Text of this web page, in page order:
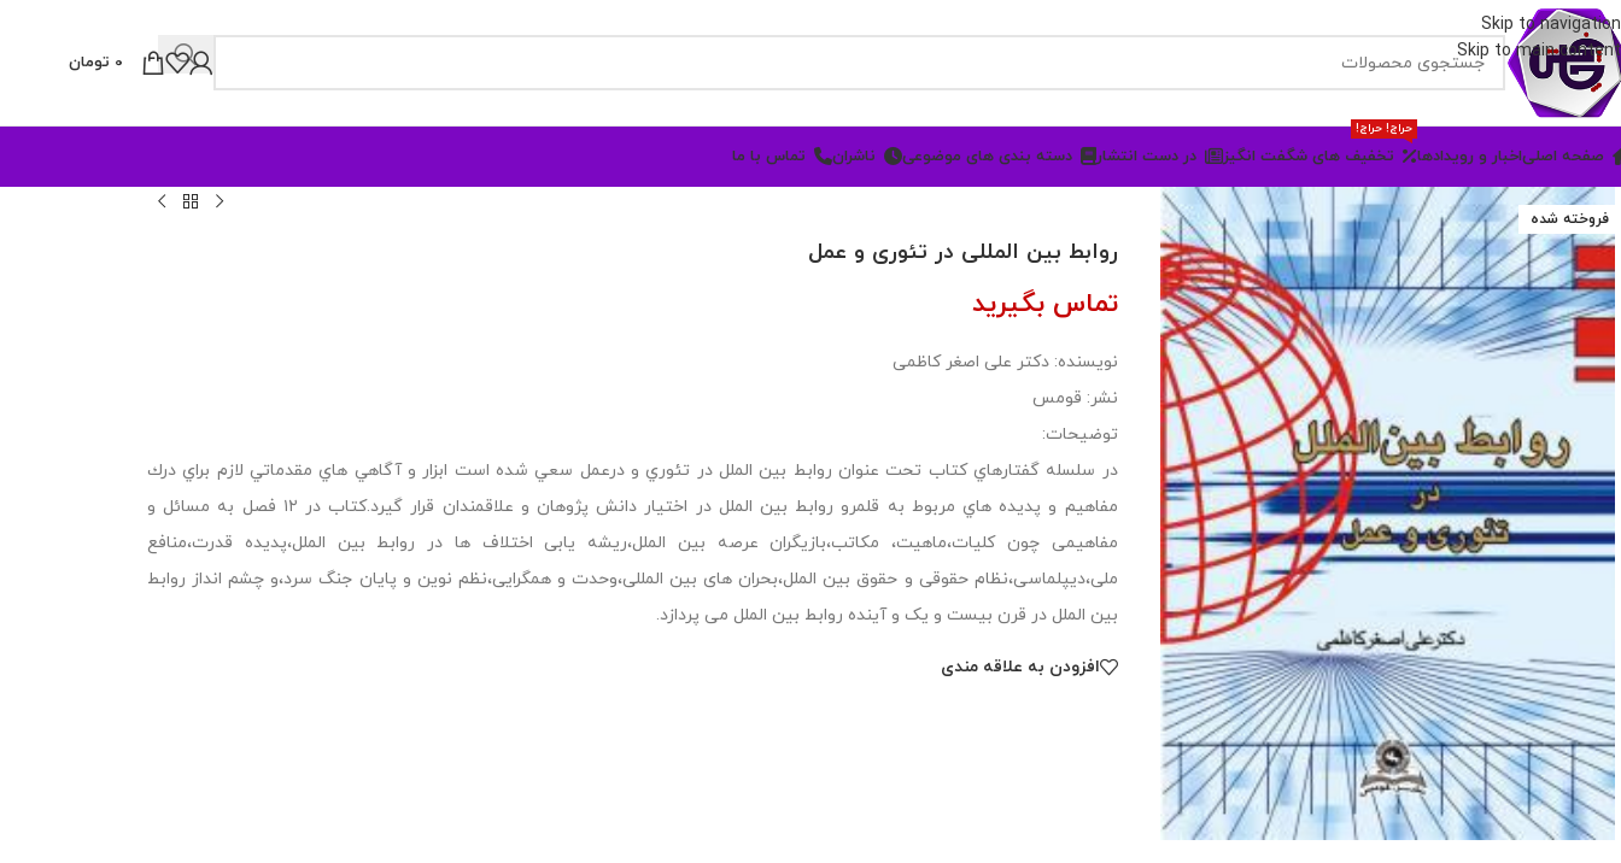
Skip to navigation
Skip to main content
0 تومان
صفحه اصلیاخبار و رویدادها تخفیف های شگفت انگیز
حراج! حراج!
در دست انتشار دسته بندی های موضوعی ناشران تماس با ما
فروخته شده
روابط بین المللی در تئوری و عمل
تماس بگیرید
نویسنده: دکتر علی اصغر کاظمی
نشر: قومس
توضیحات:
در سلسله گفتارهاي كتاب تحت عنوان روابط بين الملل در تئوري و درعمل سعي شده است ابزار و آگاهي هاي مقدماتي لازم براي درك
مفاهيم و پديده هاي مربوط به قلمرو روابط بين الملل در اختيار دانش پژوهان و علاقمندان قرار گيرد.کتاب در ۱۲ فصل به مسائل و
مفاهیمی چون کلیات،ماهیت، مکاتب،بازیگران عرصه بین الملل،ریشه یابی اختلاف ها در روابط بین الملل،پدیده قدرت،منافع
ملی،دیپلماسی،نظام حقوقی و حقوق بین الملل،بحران های بین المللی،وحدت و همگرایی،نظم نوین و پایان جنگ سرد،و چشم انداز روابط
بین الملل در قرن بیست و یک و آینده روابط بین الملل می پردازد.
افزودن به علاقه مندی